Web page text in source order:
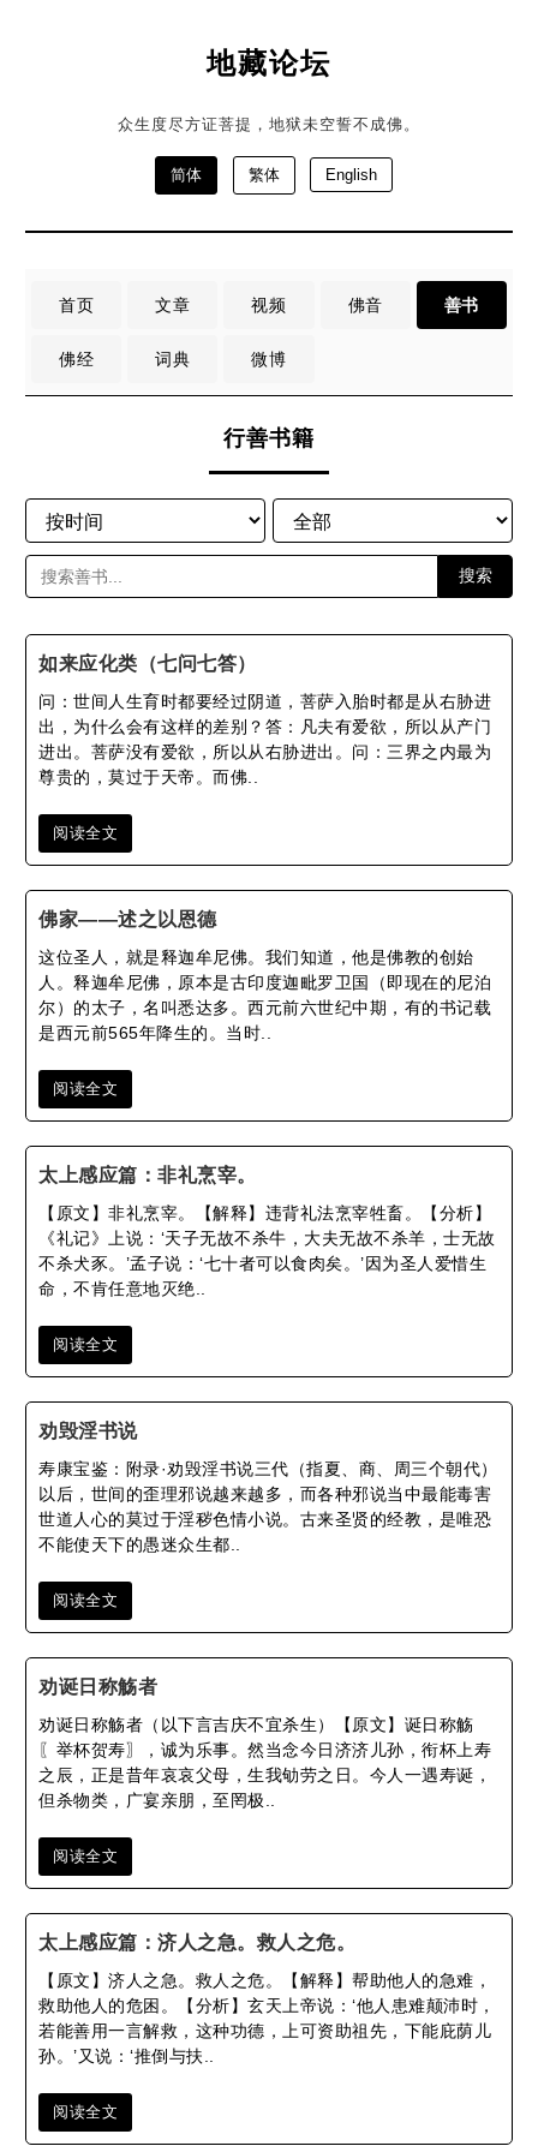
地藏论坛
众生度尽方证菩提，地狱未空誓不成佛。
简体 繁体 English
首页 文章 视频 佛音 善书
佛经 词典 微博
行善书籍
搜索
如来应化类（七问七答）
问：世间人生育时都要经过阴道，菩萨入胎时都是从右胁进
出，为什么会有这样的差别？答：凡夫有爱欲，所以从产门
进出。菩萨没有爱欲，所以从右胁进出。问：三界之内最为
尊贵的，莫过于天帝。而佛..
阅读全文
佛家——述之以恩德
这位圣人，就是释迦牟尼佛。我们知道，他是佛教的创始
人。释迦牟尼佛，原本是古印度迦毗罗卫国（即现在的尼泊
尔）的太子，名叫悉达多。西元前六世纪中期，有的书记载
是西元前565年降生的。当时..
阅读全文
太上感应篇：非礼烹宰。
【原文】非礼烹宰。【解释】违背礼法烹宰牲畜。【分析】
《礼记》上说：‘天子无故不杀牛，大夫无故不杀羊，士无故
不杀犬豕。’孟子说：‘七十者可以食肉矣。’因为圣人爱惜生
命，不肯任意地灭绝..
阅读全文
劝毁淫书说
寿康宝鉴：附录·劝毁淫书说三代（指夏、商、周三个朝代）
以后，世间的歪理邪说越来越多，而各种邪说当中最能毒害
世道人心的莫过于淫秽色情小说。古来圣贤的经教，是唯恐
不能使天下的愚迷众生都..
阅读全文
劝诞日称觞者
劝诞日称觞者（以下言吉庆不宜杀生）【原文】诞日称觞
〖举杯贺寿〗，诚为乐事。然当念今日济济儿孙，衔杯上寿
之辰，正是昔年哀哀父母，生我劬劳之日。今人一遇寿诞，
但杀物类，广宴亲朋，至罔极..
阅读全文
太上感应篇：济人之急。救人之危。
【原文】济人之急。救人之危。【解释】帮助他人的急难，
救助他人的危困。【分析】玄天上帝说：‘他人患难颠沛时，
若能善用一言解救，这种功德，上可资助祖先，下能庇荫儿
孙。’又说：‘推倒与扶..
阅读全文